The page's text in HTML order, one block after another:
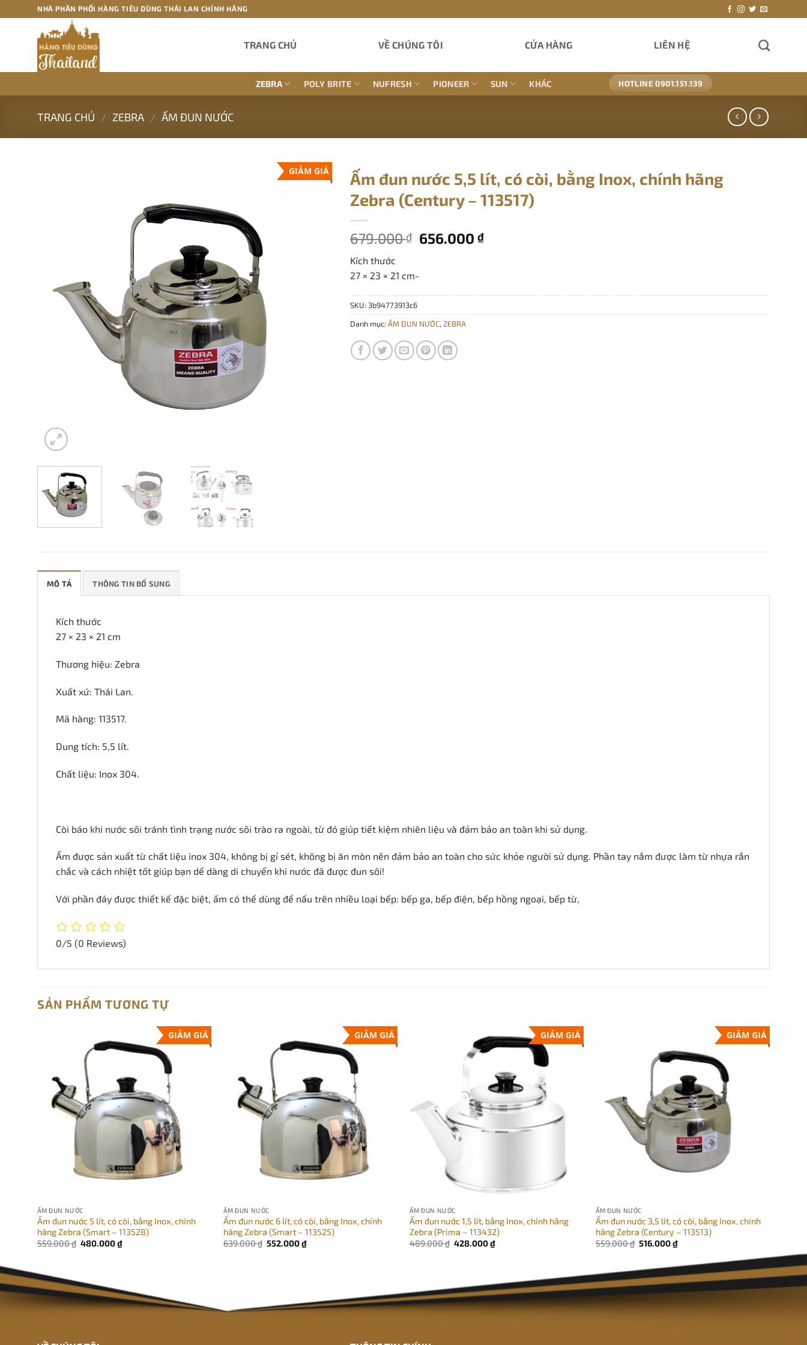
qua
NHÀ PHÂN PHỐI HÀNG TIÊU DÙNG THÁI LAN CHÍNH HÃNG
TRANG CHỦ VỀ CHÚNG TÔI CỬA HÀNG LIÊN HỆ
ZEBRA POLY BRITE NUFRESH PIONEER SUN KHÁC HOTLINE 0901.151.139
TRANG CHỦ / ZEBRA / ẤM ĐUN NƯỚC
GIẢM GIÁ
Ấm đun nước 5,5 lít, có còi, bằng Inox, chính hãng
Zebra (Century – 113517)
679.000₫ Giá
656.000₫Giá
656.000 ₫.
Kích thước
27 × 23 × 21 cm-
SKU: 3b94773913c6
Danh mục: ẤM ĐUN NƯỚC, ZEBRA
MÔ TẢ THÔNG TIN BỔ SUNG
Kích thước
27 × 23 × 21 cm
Thương hiệu: Zebra
Xuất xứ: Thái Lan.
Mã hàng: 113517.
Dung tích: 5,5 lít.
Chất liệu: Inox 304.
Còi báo khi nước sôi tránh tình trạng nước sôi trào ra ngoài, từ đó giúp tiết kiệm nhiên liệu và đảm bảo an toàn khi sử dụng.
Ấm được sản xuất từ chất liệu inox 304, không bị gỉ sét, không bị ăn mòn nên đảm bảo an toàn cho sức khỏe người sử dụng. Phần tay nắm được làm từ nhựa rắn
chắc và cách nhiệt tốt giúp bạn dể dàng di chuyển khi nước đã được đun sôi!
Với phần đáy được thiết kế đặc biệt, ấm có thể dùng để nấu trên nhiều loại bếp: bếp ga, bếp điện, bếp hồng ngoại, bếp từ,
0/5 (0 Reviews)
SẢN PHẨM TƯƠNG TỰ
GIẢM GIÁ
ẤM ĐUN NƯỚC
Ấm đun nước 5 lít, có còi, bằng Inox, chính
hãng Zebra (Smart – 113528)
559.000₫ Giá
480.000₫Giá
GIẢM GIÁ
ẤM ĐUN NƯỚC
Ấm đun nước 6 lít, có còi, bằng Inox, chính
hãng Zebra (Smart – 113525)
639.000₫ Giá
552.000₫Giá
GIẢM GIÁ
ẤM ĐUN NƯỚC
Ấm đun nước 1,5 lít, bằng Inox, chính hãng
Zebra (Prima – 113432)
489.000₫ Giá
428.000₫Giá
GIẢM GIÁ
ẤM ĐUN NƯỚC
Ấm đun nước 3,5 lít, có còi, bằng Inox, chính
hãng Zebra (Century – 113513)
559.000₫ Giá
559.000 ₫.
516.000₫Giá
là:
516.000 ₫.